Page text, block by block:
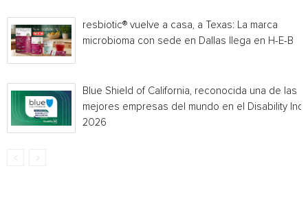
resbiotic® vuelve a casa, a Texas: La marca
microbioma con sede en Dallas llega en H-E-B
Blue Shield of California, reconocida una de las
mejores empresas del mundo en el Disability
2026